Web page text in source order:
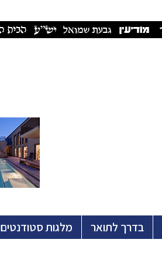
בדרך לתואר מלגות סטודנטים